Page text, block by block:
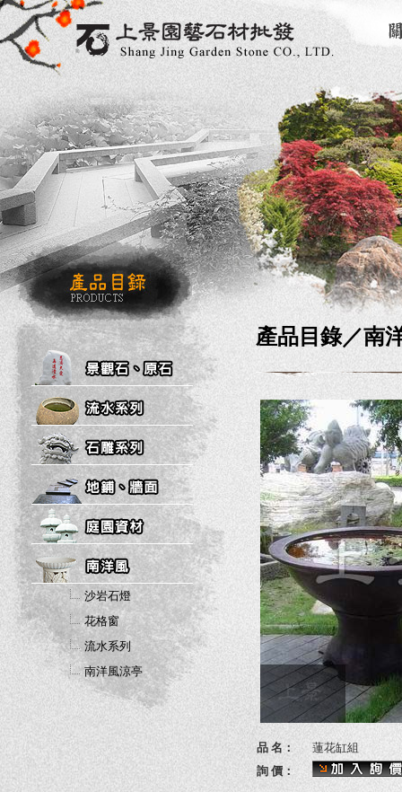
沙岩石燈
花格窗
流水系列
南洋風涼亭
產品目錄／南
品 名：
蓮花缸組
詢 價：